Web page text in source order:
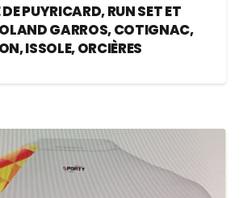
PUYRICARD, RUN SET ET
GARROS, COTIGNAC,
ISSOLE, ORCIÈRES